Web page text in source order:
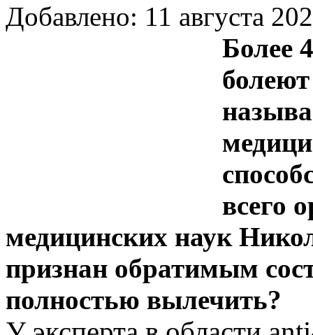
Добавлено: 11 августа
Более
всего
медицинских наук
признан обратимым
полностью вылечить?